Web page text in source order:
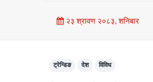
२३ श्रावण २०८३, शनिबार
ट्रेन्डिङ देश विविध